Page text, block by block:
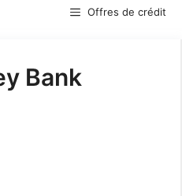
Offres de crédit
Bank